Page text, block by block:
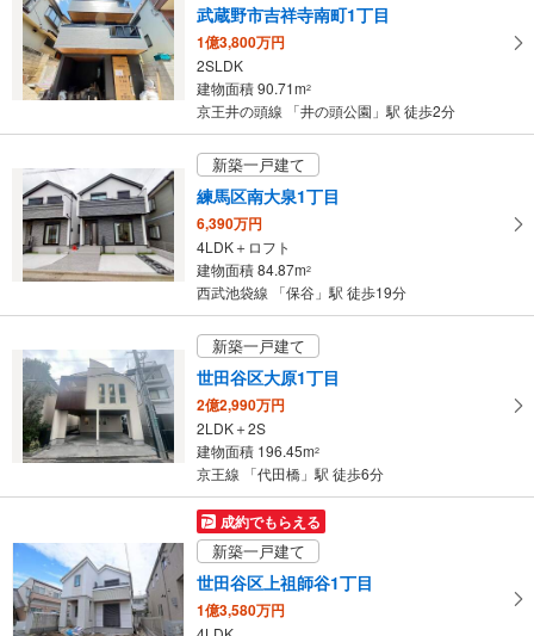
武蔵野市吉祥寺南町1丁目
1億3,800万円
2SLDK
建物面積 90.71m2
京王井の頭線 「井の頭公園」駅 徒歩2分
新築一戸建て
練馬区南大泉1丁目
6,390万円
4LDK＋ロフト
建物面積 84.87m2
西武池袋線 「保谷」駅 徒歩19分
新築一戸建て
世田谷区大原1丁目
2億2,990万円
2LDK＋2S
建物面積 196.45m2
京王線 「代田橋」駅 徒歩6分
成約でもらえる
新築一戸建て
世田谷区上祖師谷1丁目
1億3,580万円